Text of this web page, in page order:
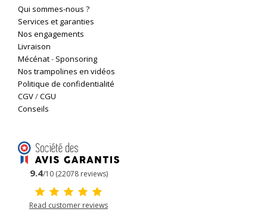
Qui sommes-nous ?
Services et garanties
Nos engagements
Livraison
Mécénat- Sponsoring
Nos trampolines en vidéos
Politique de confidentialité
CGV/CGU
Conseils
9.4/10 (22078 reviews)
Read customer reviews